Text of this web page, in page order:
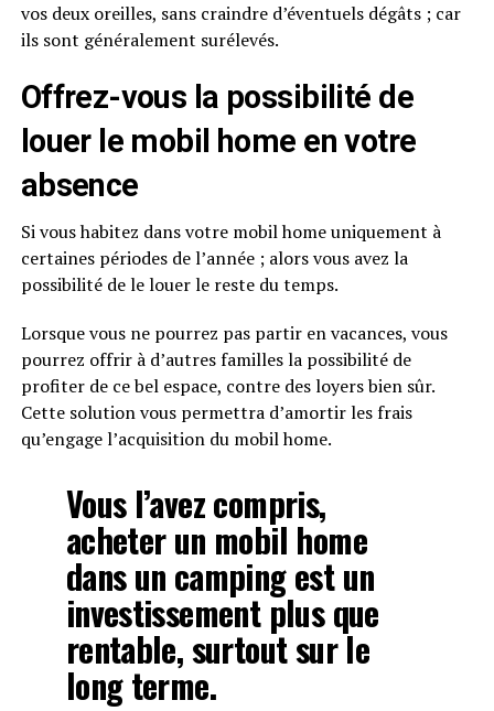
vos deux oreilles, sans craindre d’éventuels dégâts ; car
ils sont généralement surélevés.
Offrez-vous la possibilité de
louer le mobil home en votre
absence
Si vous habitez dans votre mobil home uniquement à
certaines périodes de l’année ; alors vous avez la
possibilité de le louer le reste du temps.
Lorsque vous ne pourrez pas partir en vacances, vous
pourrez offrir à d’autres familles la possibilité de
profiter de ce bel espace, contre des loyers bien sûr.
Cette solution vous permettra d’amortir les frais
qu’engage l’acquisition du mobil home.
Vous l’avez compris,
acheter un mobil home
dans un camping est un
investissement plus que
rentable, surtout sur le
long terme.